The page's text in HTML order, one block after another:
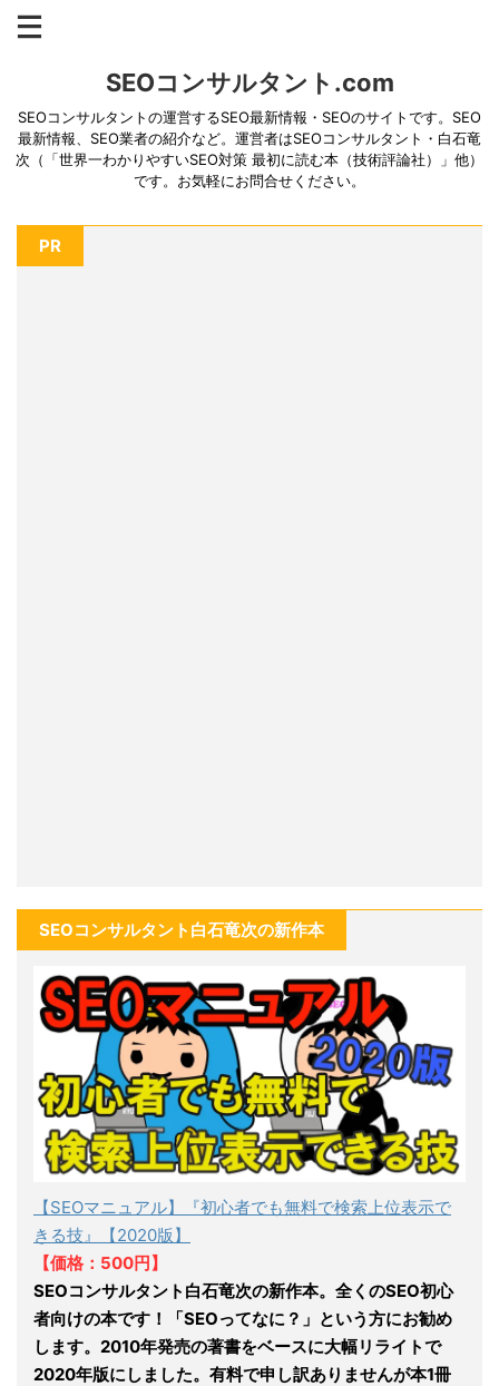
SEOコンサルタント.com
SEOコンサルタントの運営するSEO最新情報・SEOのサイトです。SEO
最新情報、SEO業者の紹介など。運営者はSEOコンサルタント・白石竜
次（「世界一わかりやすいSEO対策 最初に読む本（技術評論社）」他）
です。お気軽にお問合せください。
PR
SEOコンサルタント白石竜次の新作本
【SEOマニュアル】『初心者でも無料で検索上位表示で
きる技』【2020版】
【価格：500円】
SEOコンサルタント白石竜次の新作本。全くのSEO初心
者向けの本です！「SEOってなに？」という方にお勧め
します。2010年発売の著書をベースに大幅リライトで
2020年版にしました。有料で申し訳ありませんが本1冊